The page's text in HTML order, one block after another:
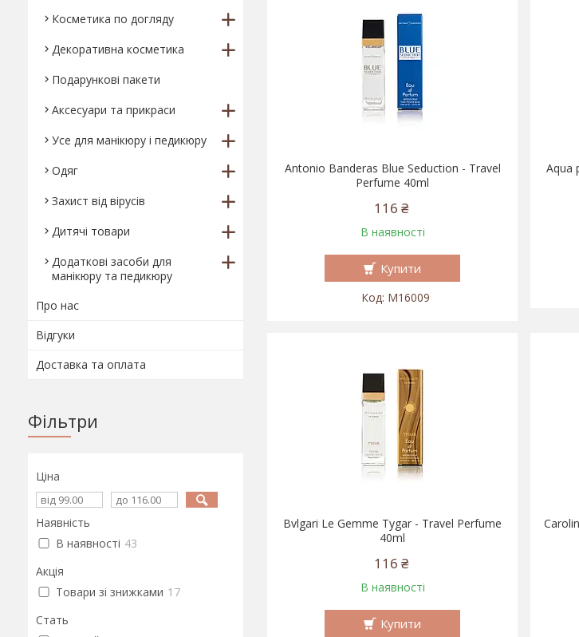
Antonio Banderas Blue Seduction - Travel
Perfume 40ml
116 ₴
В наявності
Купити
M16009
Aqua
Bvlgari Le Gemme Tygar - Travel Perfume
40ml
116 ₴
В наявності
Купити
Косметика по догляду
Декоративна косметика
Подарункові пакети
Аксесуари та прикраси
Усе для манікюру і педикюру
Одяг
Захист від вірусів
Дитячі товари
Додаткові засоби для
манікюру та педикюру
Про нас
Відгуки
Доставка та оплата
Фільтри
Ціна
Наявність
В наявності 43
Акція
Товари зі знижками 17
Стать